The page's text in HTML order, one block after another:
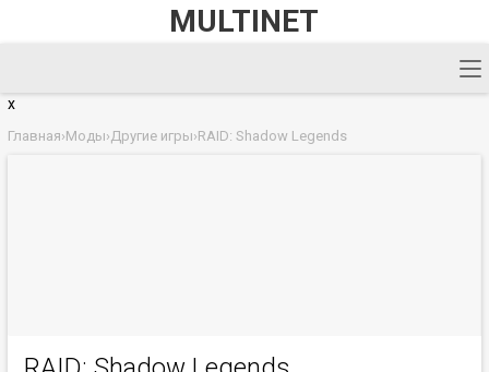
MULTINET
x
Главная›Моды›Другие игры›RAID: Shadow Legends